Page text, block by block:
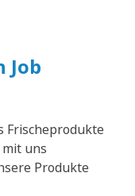
Job
Frischeprodukte
uns
Produkte